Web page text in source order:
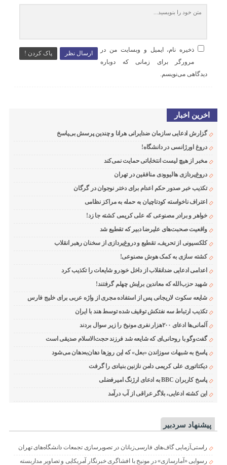
ارسال نظر پاک کردن !
ذخیره نام، ایمیل و وبسایت من در
مرورگر برای زمانی که دوباره
دیدگاهی می‌نویسم.
اخرین اخبار
گزارش ادعایی سازمان ضدایرانی هرانا و چندین پرسش بی‌پاسخ
دروغ اورژانسی در دانشگاه!
مخبر از هیچ لیست انتخاباتی حمایت نمی‌کند
دروغ‌پردازی هالیوودی منافقین در تهران
تکذیب خبر صدور حکم اعدام برای دختر نوجوان در گرگان
اعتراف ناخواسته کودتاچیان به حمله به مراکز نظامی
خواهر و برادر مصنوعی که علی کریمی کشته جا زد!
واقعیت صحبت‌های علیرضا دبیر که تقطیع شد
کلکسیونی از تحریف، تقطیع و دروغ‌پردازی از سخنان رهبر انقلاب
کشته سازی به کمک هوش مصنوعی!
اعدامی ادعایی ضدانقلاب از داخل خودرو شایعات را تکذیب کرد
شهید حزب‌الله که معاندین برایش چهلم گرفتند!
شایعه سکوت لاریجانی پس از استفاده مجری از واژه عربی برای خلیج فارس
تکذیب ارتباط سه نفتکش توقیف شده توسط هند با ایران
آلمانی‌ها ادعای ۲۰۰هزار نفری مونیخ را زیر سوال بردند
گفت‌وگو با روحانی‌ای که شایعه شد فرزند حجت‌الاسلام صدیقی است
پاسخ به شبهات سوزاندن «بعل» که این روزها دهان‌به‌دهان می‌شود
دیکتاتوری علی کریمی دامن نازنین بنیادی را گرفت
پاسخ کاربران BBC به ادعای ارژنگ امیرفضلی
این کشته ادعایی، بلاگر عراقی از آب درآمد
پیشنهاد سردبیر
راستی‌آزمایی گاف‌های فارسی‌زبانان در تصویرسازی تجمعات دانشگاه‌های تهران
رسوایی «آمارسازی» در مونیخ با افشاگری خبرنگار آمریکایی و تصاویر مداربسته